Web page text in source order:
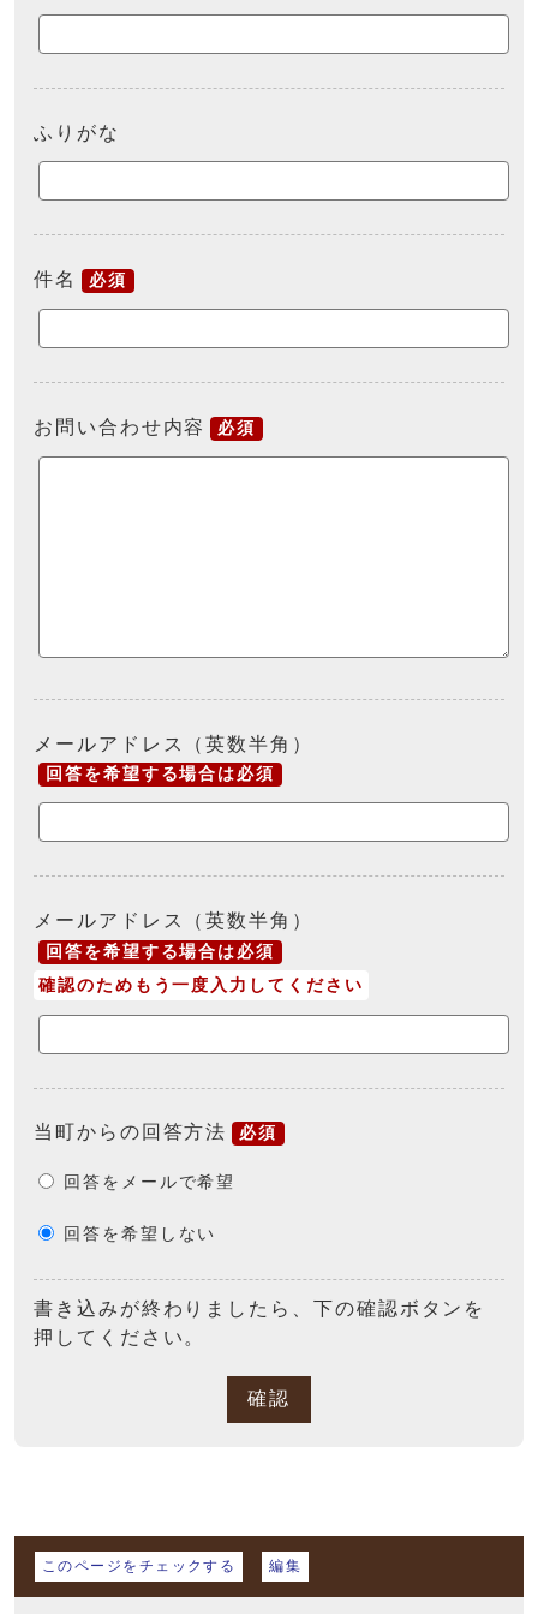
ふりがな
件名 必須
お問い合わせ内容 必須
メールアドレス（英数半角）
回答を希望する場合は必須
メールアドレス（英数半角）
回答を希望する場合は必須
確認のためもう一度入力してください
当町からの回答方法 必須
回答をメールで希望
回答を希望しない
書き込みが終わりましたら、下の確認ボタンを
押してください。
確認
マイページ
このページをチェックする 編集